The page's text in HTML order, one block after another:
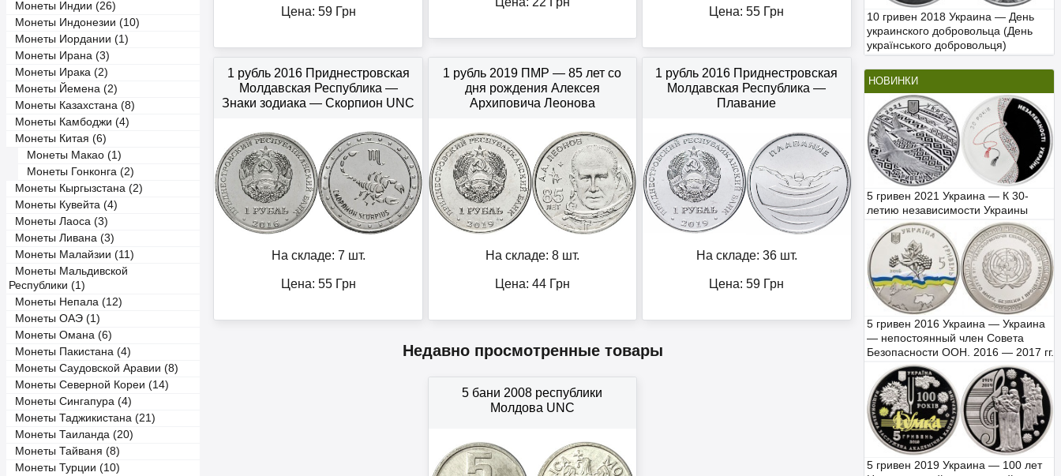
Монеты Индии (26)
Монеты Индонезии (10)
Монеты Иордании (1)
Монеты Ирана (3)
Монеты Ирака (2)
Монеты Йемена (2)
Монеты Казахстана (8)
Монеты Камбоджи (4)
Монеты Китая (6)
Монеты Макао (1)
Монеты Гонконга (2)
Монеты Кыргызстана (2)
Монеты Кувейта (4)
Монеты Лаоса (3)
Монеты Ливана (3)
Монеты Малайзии (11)
Монеты Мальдивской
Республики (1)
Монеты Непала (12)
Монеты ОАЭ (1)
Монеты Омана (6)
Монеты Пакистана (4)
Монеты Саудовской Аравии (8)
Монеты Северной Кореи (14)
Монеты Сингапура (4)
Монеты Таджикистана (21)
Монеты Таиланда (20)
Монеты Тайваня (8)
Монеты Турции (10)
10 гривен 2018 Украина — День
украинского добровольца (День
українського добровольця)
НОВИНКИ
5 гривен 2021 Украина — К 30-
летию независимости Украины
5 гривен 2016 Украина — Украина
— непостоянный член Совета
Безопасности ООН. 2016 — 2017 гг.
5 гривен 2019 Украина — 100 лет
Цена: 59Грн Цена:55 Грн
1 рубль 2016 Приднестровская
Молдавская Республика —
Знаки зодиака — Скорпион UNC
На складе: 7 шт.
Цена: 55Грн
1 рубль 2019 ПМР — 85 лет со
дня рождения Алексея
Архиповича Леонова
На складе: 8 шт.
Цена: 44Грн
1 рубль 2016 Приднестровская
Молдавская Республика —
Плавание
На складе: 36 шт.
Цена:59 Грн
Недавно просмотренные товары
5 бани 2008 республики
Молдова UNC